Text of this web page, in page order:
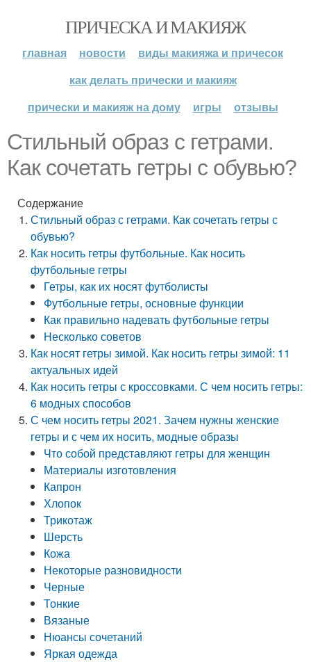
ПРИЧЕСКА И МАКИЯЖ
главная новости
виды макияжа и причесок
как делать прически и макияж
прически и макияж на дому
игры отзывы
Стильный образ с гетрами.
Как сочетать гетры с обувью?
Содержание
Стильный образ с гетрами. Как сочетать гетры с
обувью?
Как носить гетры футбольные. Как носить
футбольные гетры
Гетры, как их носят футболисты
Футбольные гетры, основные функции
Как правильно надевать футбольные гетры
Несколько советов
Как носят гетры зимой. Как носить гетры зимой: 11
актуальных идей
Как носить гетры с кроссовками. С чем носить гетры:
6 модных способов
С чем носить гетры 2021. Зачем нужны женские
гетры и с чем их носить, модные образы
Что собой представляют гетры для женщин
Материалы изготовления
Капрон
Хлопок
Трикотаж
Шерсть
Кожа
Некоторые разновидности
Черные
Тонкие
Вязаные
Нюансы сочетаний
Яркая одежда